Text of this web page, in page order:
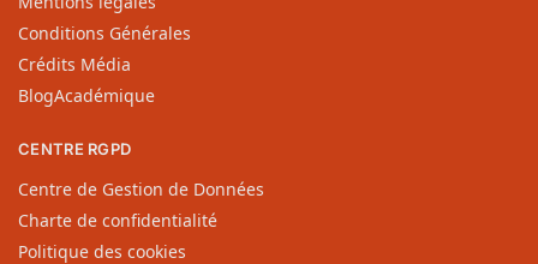
Conditions Générales
Crédits Média
BlogAcadémique
CENTRE RGPD
Centre de Gestion de Données
Charte de confidentialité
Politique des cookies